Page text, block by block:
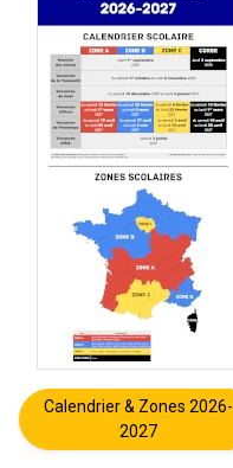
Calendrier & Zones 2026-
2027